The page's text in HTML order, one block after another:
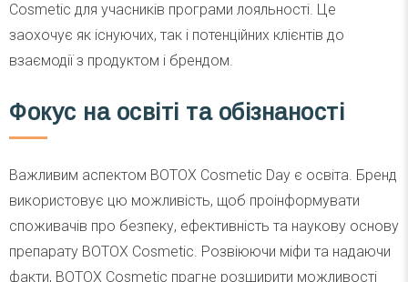
Cosmetic для учасників програми лояльності. Це
заохочує як існуючих, так і потенційних клієнтів до
взаємодії з продуктом і брендом.
Фокус на освіті та обізнаності
Важливим аспектом BOTOX Cosmetic Day є освіта. Бренд
використовує цю можливість, щоб проінформувати
споживачів про безпеку, ефективність та наукову основу
препарату BOTOX Cosmetic. Розвіюючи міфи та надаючи
факти, BOTOX Cosmetic прагне розширити можливості